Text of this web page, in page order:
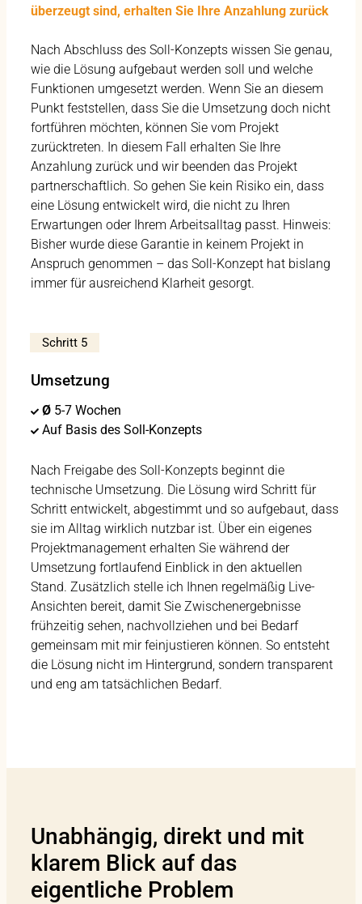
überzeugt sind, erhalten Sie Ihre Anzahlung zurück
Nach Abschluss des Soll-Konzepts wissen Sie genau,
wie die Lösung aufgebaut werden soll und welche
Funktionen umgesetzt werden. Wenn Sie an diesem
Punkt feststellen, dass Sie die Umsetzung doch nicht
fortführen möchten, können Sie vom Projekt
zurücktreten. In diesem Fall erhalten Sie Ihre
Anzahlung zurück und wir beenden das Projekt
partnerschaftlich. So gehen Sie kein Risiko ein, dass
eine Lösung entwickelt wird, die nicht zu Ihren
Erwartungen oder Ihrem Arbeitsalltag passt. Hinweis:
Bisher wurde diese Garantie in keinem Projekt in
Anspruch genommen – das Soll-Konzept hat bislang
immer für ausreichend Klarheit gesorgt.
Schritt 5
Umsetzung
Ø 5-7 Wochen
Auf Basis des Soll-Konzepts
Nach Freigabe des Soll-Konzepts beginnt die
technische Umsetzung. Die Lösung wird Schritt für
Schritt entwickelt, abgestimmt und so aufgebaut, dass
sie im Alltag wirklich nutzbar ist. Über ein eigenes
Projektmanagement erhalten Sie während der
Umsetzung fortlaufend Einblick in den aktuellen
Stand. Zusätzlich stelle ich Ihnen regelmäßig Live-
Ansichten bereit, damit Sie Zwischenergebnisse
frühzeitig sehen, nachvollziehen und bei Bedarf
gemeinsam mit mir feinjustieren können. So entsteht
die Lösung nicht im Hintergrund, sondern transparent
und eng am tatsächlichen Bedarf.
Unabhängig, direkt und mit
klarem Blick auf das
eigentliche Problem